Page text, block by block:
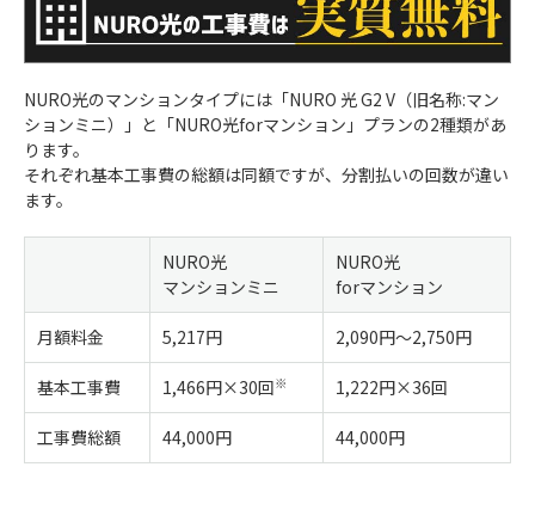
NURO光のマンションタイプには「NURO 光 G2 V（旧名称:マン
ションミニ）」と「NURO光forマンション」プランの2種類があ
ります。
それぞれ基本工事費の総額は同額ですが、分割払いの回数が違い
ます。
NURO光
マンションミニ
NURO光
forマンション
月額料金 5,217円 2,090円〜2,750円
基本工事費 1,466円×30回※ 1,222円×36回
工事費総額 44,000円 44,000円